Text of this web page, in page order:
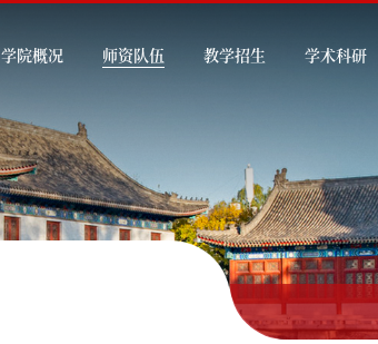
学院概况 师资队伍 教学招生 学术科研